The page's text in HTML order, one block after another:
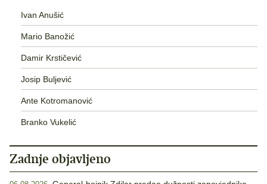
Ivan Anušić
Mario Banožić
Damir Krstičević
Josip Buljević
Ante Kotromanović
Branko Vukelić
Zadnje objavljeno